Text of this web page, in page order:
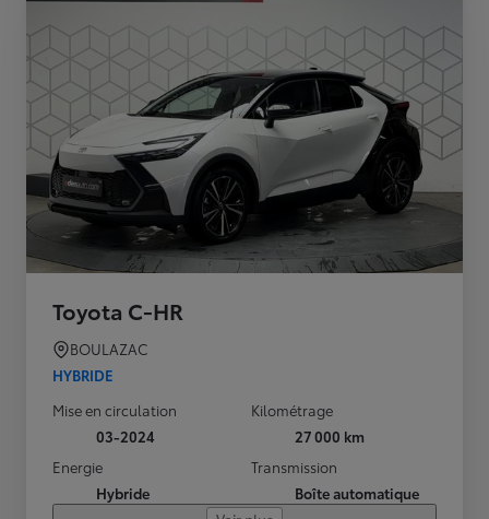
Toyota C-HR
BOULAZAC
HYBRIDE
Mise en circulation
03-2024
Kilométrage
27 000 km
Energie
Hybride
Transmission
Boîte automatique